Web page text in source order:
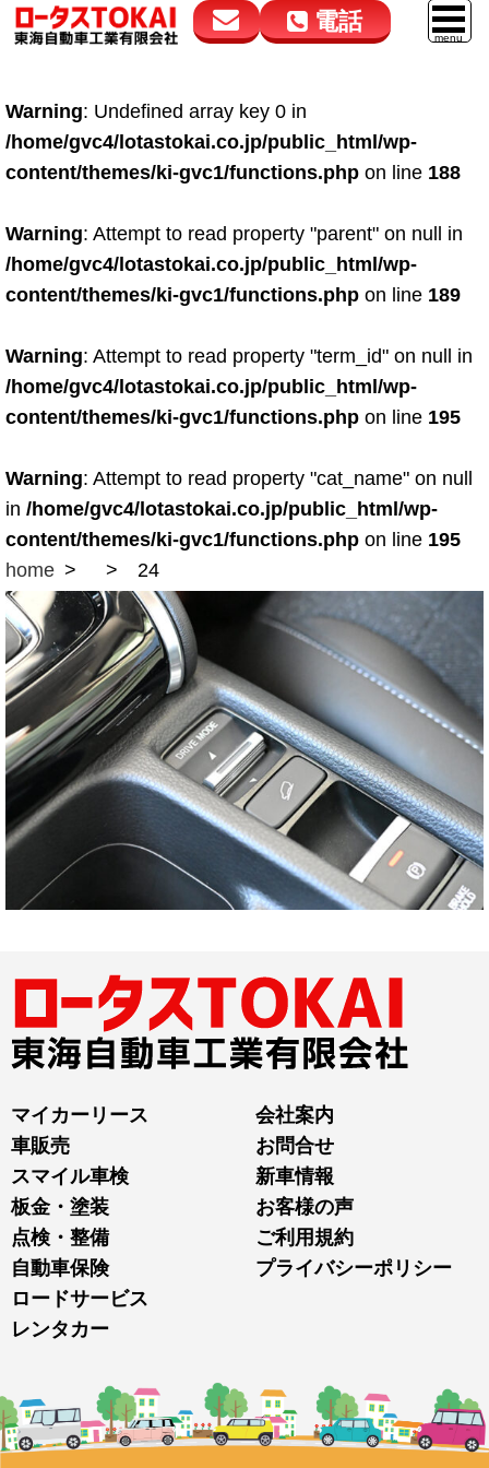
電話
050-5264-4432
9:00～18:00
050-5264-4433
9:00～18:00
車販売
スマイル車検
鈑金・塗装
点検・整備
ロードサービス
レンタカー
Warning: Undefined array key 0 in
/home/gvc4/lotastokai.co.jp/public_html/wp-
content/themes/ki-gvc1/functions.php on line 188
Warning: Attempt to read property "parent" on null in
/home/gvc4/lotastokai.co.jp/public_html/wp-
content/themes/ki-gvc1/functions.php on line 189
Warning: Attempt to read property "term_id" on null in
/home/gvc4/lotastokai.co.jp/public_html/wp-
content/themes/ki-gvc1/functions.php on line 195
Warning: Attempt to read property "cat_name" on null
in /home/gvc4/lotastokai.co.jp/public_html/wp-
content/themes/ki-gvc1/functions.php on line 195
home
24
マイカーリース
車販売
スマイル車検
板金・塗装
点検・整備
自動車保険
ロードサービス
レンタカー
会社案内
お問合せ
新車情報
お客様の声
ご利用規約
プライバシーポリシー